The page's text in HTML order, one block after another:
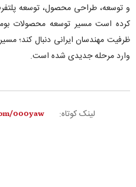
و توسعه، طراحی محصول، توسعه
کرده است مسیر توسعه محصولات
ظرفیت مهندسان ایرانی دنبال کند؛
وارد مرحله جدیدی شده است.
لینک کوتاه: